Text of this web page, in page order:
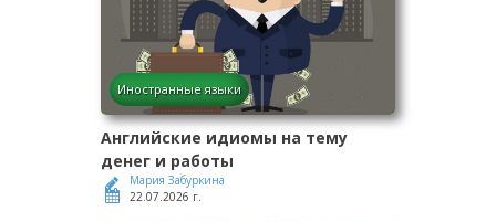
Иностранные языки
Английские идиомы на тему
денег и работы
Мария Забуркина
22.07.2026 г.